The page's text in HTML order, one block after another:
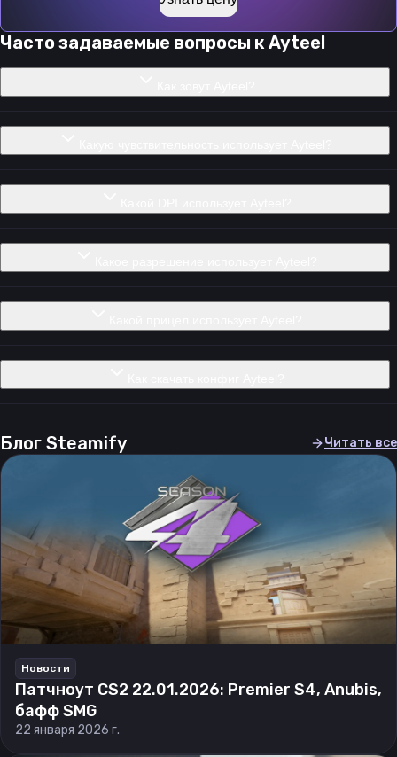
Часто задаваемые вопросы кAyteel
Блог Steamify Читать все
Новости
Патчноут CS2 22.01.2026: Premier S4, Anubis,
бафф SMG
22 января 2026 г.